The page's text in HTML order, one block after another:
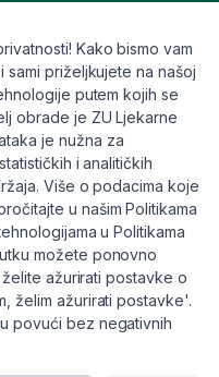
Kako bismo vam
priželjkujete na našoj
putem kojih se
obrade je ZU Ljekarne
je nužna za
i analitičkih
Više o podacima koje
u našim Politikama
u Politikama
možete ponovno
ažurirati postavke o
želim ažurirati postavke'.
povući bez negativnih